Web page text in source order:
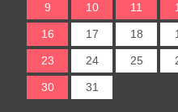
9 10 11
16 17 18
23 24 25
30 31